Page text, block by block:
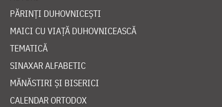
PĂRINȚI DUHOVNICEȘTI
MAICI CU VIAȚĂ DUHOVNICEASCĂ
TEMATICĂ
SINAXAR ALFABETIC
MĂNĂSTIRI ȘI BISERICI
CALENDAR ORTODOX